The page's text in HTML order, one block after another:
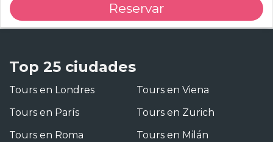
Reservar
Top 25 ciudades
Tours en Londres
Tours en París
Tours en Roma
Tours en Viena
Tours en Zurich
Tours en Milán